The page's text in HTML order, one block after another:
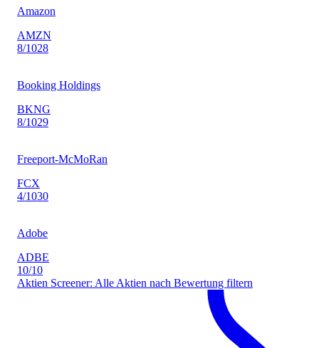
Amazon
AMZN
8/1028
Booking Holdings
BKNG
8/1029
Freeport-McMoRan
FCX
4/1030
Adobe
ADBE
10/10
Aktien Screener: Alle Aktien nach Bewertung filtern